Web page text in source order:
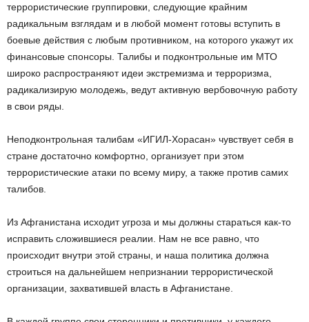
террористические группировки, следующие крайним
радикальным взглядам и в любой момент готовы вступить в
боевые действия с любым противником, на которого укажут их
финансовые спонсоры. Талибы и подконтрольные им МТО
широко распространяют идеи экстремизма и терроризма,
радикализирую молодежь, ведут активную вербовочную работу
в свои ряды.
Неподконтрольная талибам «ИГИЛ-Хорасан» чувствует себя в
стране достаточно комфортно, организует при этом
террористические атаки по всему миру, а также против самих
талибов.
Из Афганистана исходит угроза и мы должны стараться как-то
исправить сложившиеся реалии. Нам не все равно, что
происходит внутри этой страны, и наша политика должна
строиться на дальнейшем непризнании террористической
организации, захватившей власть в Афганистане.